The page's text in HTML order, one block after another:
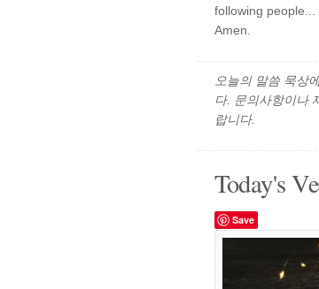
following people...
Amen.
오늘의 말씀 묵상
다. 문의사항이나
랍니다.
Today's
Save